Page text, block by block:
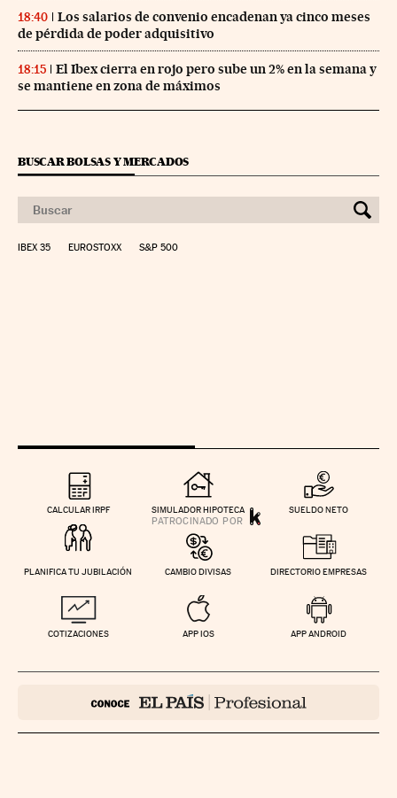
18:40
Los salarios de convenio encadenan ya cinco meses
de pérdida de poder adquisitivo
18:15
El Ibex cierra en rojo pero sube un 2% en la semana y
se mantiene en zona de máximos
BUSCAR BOLSAS Y MERCADOS
IBEX 35 EUROSTOXX S&P 500
CALCULAR IRPF SIMULADOR HIPOTECA SUELDO NETO
PLANIFICA TU JUBILACIÓN CAMBIO DIVISAS DIRECTORIO EMPRESAS
COTIZACIONES APP IOS APP ANDROID